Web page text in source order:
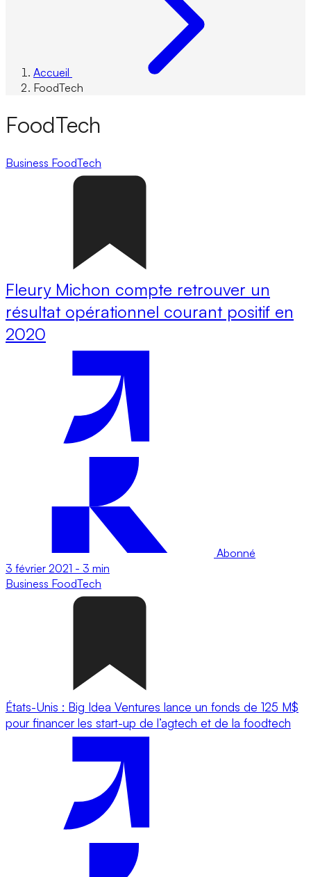
Accueil
FoodTech
FoodTech
Business FoodTech
Fleury Michon compte retrouver un
résultat opérationnel courant positif en
2020
Abonné
3 février 2021 - 3 min
Business FoodTech
États-Unis : Big Idea Ventures lance un fonds de 125 M$
pour financer les start-up de l’agtech et de la foodtech